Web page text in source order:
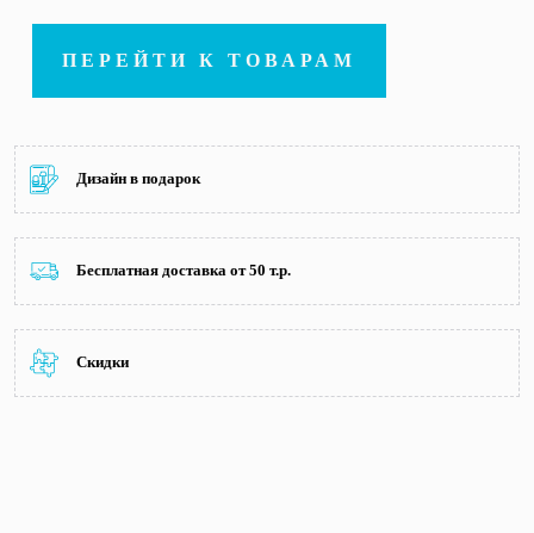
ПЕРЕЙТИ К ТОВАРАМ
Дизайн в подарок
Бесплатная доставка от 50 т.р.
Скидки